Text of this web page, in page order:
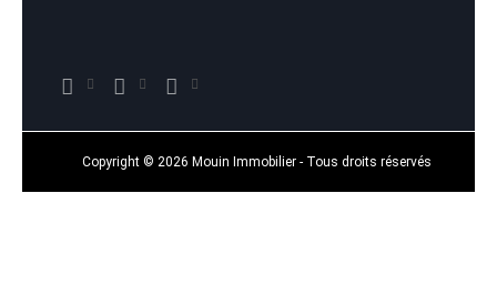
Copyright © 2026 Mouin Immobilier - Tous droits réservés